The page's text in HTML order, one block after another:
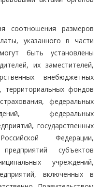
соотношения размеров
указанного в части
быть установлены
их заместителей,
внебюджетных
территориальных фондов
федеральных
федеральных
государственных
Федерации,
субъектов
учреждений,
включенных в